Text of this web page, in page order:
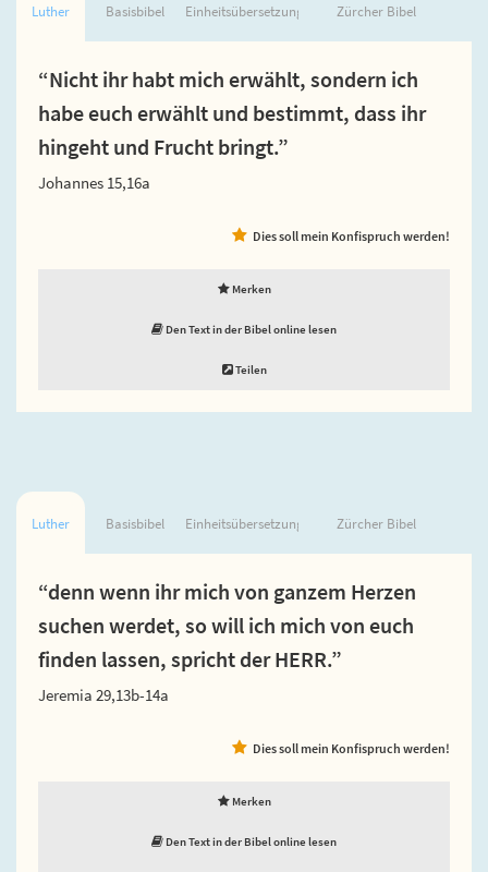
Luther Basisbibel Einheitsübersetzung Zürcher Bibel
“Nicht ihr habt mich erwählt, sondern ich
habe euch erwählt und bestimmt, dass ihr
hingeht und Frucht bringt.”
Johannes 15,16a
Dies soll mein Konfispruch werden!
Merken
Den Text in der Bibel online lesen
Teilen
Luther Basisbibel Einheitsübersetzung Zürcher Bibel
“denn wenn ihr mich von ganzem Herzen
suchen werdet, so will ich mich von euch
finden lassen, spricht der HERR.”
Jeremia 29,13b-14a
Dies soll mein Konfispruch werden!
Merken
Den Text in der Bibel online lesen